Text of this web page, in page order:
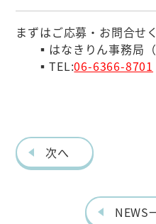
まずはご応募・お問合せ
▪はなきりん事務局
▪TEL:06-6366-8701
次へ
NEWS